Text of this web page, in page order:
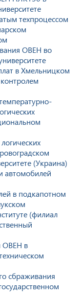
техпроцессом
ОВЕН во
в Хмельницком
(Украина)
автомобилей
в подкапотном
(филиал
ОВЕН в
сбраживания